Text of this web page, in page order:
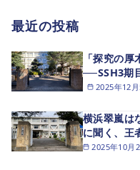
最近の投稿
2025年12
「探究の
──SSH3期
2025年10月
横浜翠嵐は
に聞く、王